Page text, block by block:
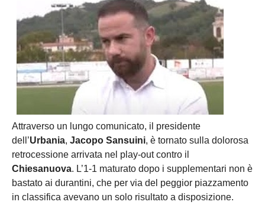
Attraverso un lungo comunicato, il presidente
dell’Urbania, Jacopo Sansuini, è tornato sulla dolorosa
retrocessione arrivata nel play-out contro il
Chiesanuova. L’1-1 maturato dopo i supplementari non è
bastato ai durantini, che per via del peggior piazzamento
in classifica avevano un solo risultato a disposizione.